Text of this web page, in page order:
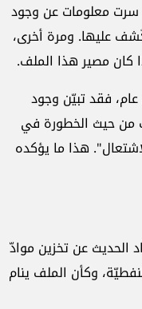
القصة ليست جديدة، بل في عام 2021 سرت معلومات عن وجود
عليها. ومرة أخرى،
كان مصير هذا الملف.
أقل من عام، فقد تبيّن وجود
من حيث الخطورة في
هذا ما يؤكده
الحديث عن تخزين موادّ
وكأن الملف ينام